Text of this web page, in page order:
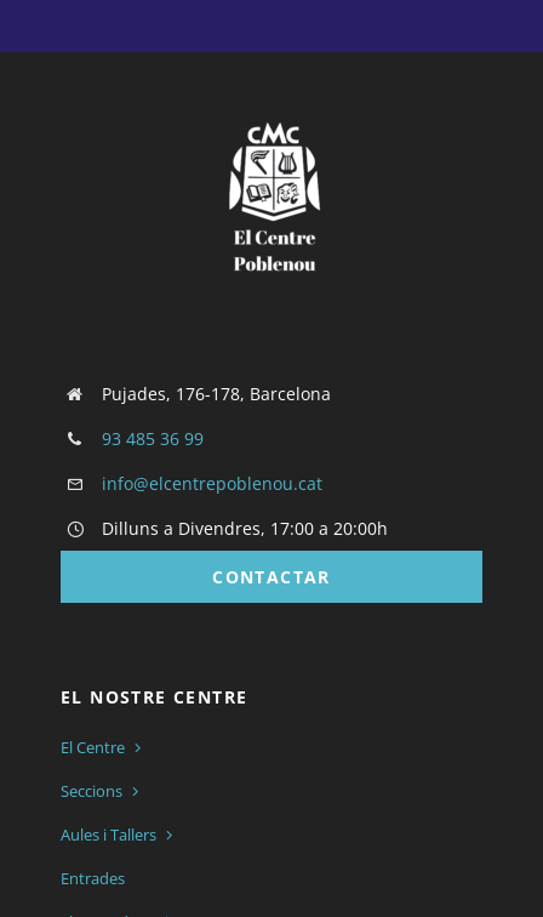
Pujades, 176-178, Barcelona
93 485 36 99
info@elcentrepoblenou.cat
Dilluns a Divendres, 17:00 a 20:00h
CONTACTAR
EL NOSTRE CENTRE
El Centre
Seccions
Aules i Tallers
Entrades